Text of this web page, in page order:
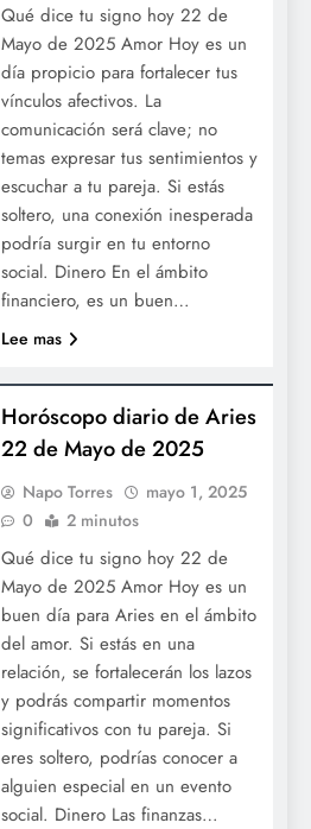
Qué dice tu signo hoy 22 de
Mayo de 2025 Amor Hoy es un
día propicio para fortalecer tus
vínculos afectivos. La
comunicación será clave; no
temas expresar tus sentimientos y
escuchar a tu pareja. Si estás
soltero, una conexión inesperada
podría surgir en tu entorno
social. Dinero En el ámbito
financiero, es un buen…
Lee mas
Horóscopo diario de Aries
22 de Mayo de 2025
Napo Torres
mayo 1, 2025
0
2 minutos
Qué dice tu signo hoy 22 de
Mayo de 2025 Amor Hoy es un
buen día para Aries en el ámbito
del amor. Si estás en una
relación, se fortalecerán los lazos
y podrás compartir momentos
significativos con tu pareja. Si
eres soltero, podrías conocer a
alguien especial en un evento
social. Dinero Las finanzas…